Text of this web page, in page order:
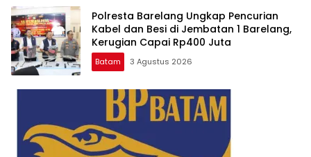
Polresta Barelang Ungkap Pencurian
Kabel dan Besi di Jembatan 1 Barelang,
Kerugian Capai Rp400 Juta
Batam 3 Agustus 2026